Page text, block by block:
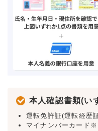
本人確認書類(い
運転免許証(運転経歴
マイナンバーカード※